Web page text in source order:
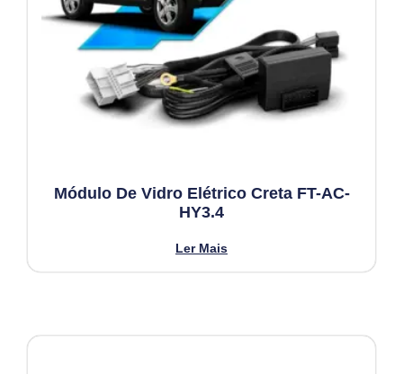
Módulo De Vidro Elétrico Creta FT-AC-
HY3.4
Ler Mais